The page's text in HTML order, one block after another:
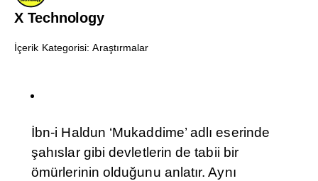
X Technology
İçerik Kategorisi: Araştırmalar
İbn-i Haldun ‘Mukaddime’ adlı eserinde
şahıslar gibi devletlerin de tabii bir
ömürlerinin olduğunu anlatır. Aynı